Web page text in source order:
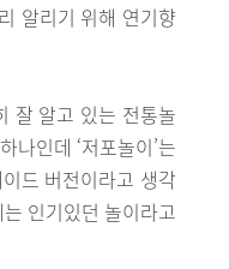
알리기 위해 연기향
잘 알고 있는 전통놀
나인데 ‘저포놀이’는
드 버전이라고 생각
인기있던 놀이라고